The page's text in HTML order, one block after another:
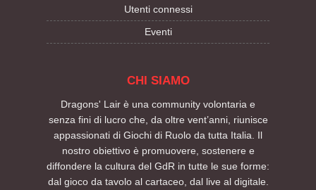
Utenti connessi
Eventi
CHI SIAMO
Dragons' Lair è una community volontaria e
senza fini di lucro che, da oltre vent’anni, riunisce
appassionati di Giochi di Ruolo da tutta Italia. Il
nostro obiettivo è promuovere, sostenere e
diffondere la cultura del GdR in tutte le sue forme:
dal gioco da tavolo al cartaceo, dal live al digitale.